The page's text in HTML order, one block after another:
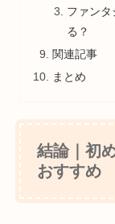
ファン
る？
関連記事
まとめ
結論｜初
おすすめ